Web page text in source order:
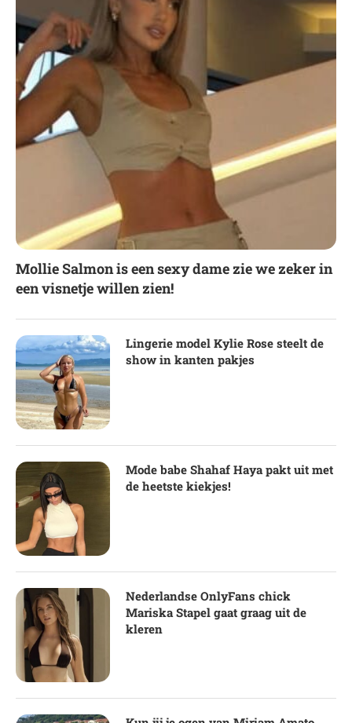
Mollie Salmon is een sexy dame zie we zeker in
een visnetje willen zien!
Lingerie model Kylie Rose steelt de
show in kanten pakjes
Mode babe Shahaf Haya pakt uit met
de heetste kiekjes!
Nederlandse OnlyFans chick
Mariska Stapel gaat graag uit de
kleren